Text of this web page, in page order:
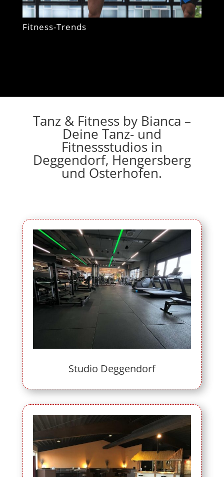
Fitness-Trends
Tanz & Fitness by Bianca –
Deine Tanz- und
Fitnessstudios in
Deggendorf, Hengersberg
und Osterhofen.
Studio Deggendorf